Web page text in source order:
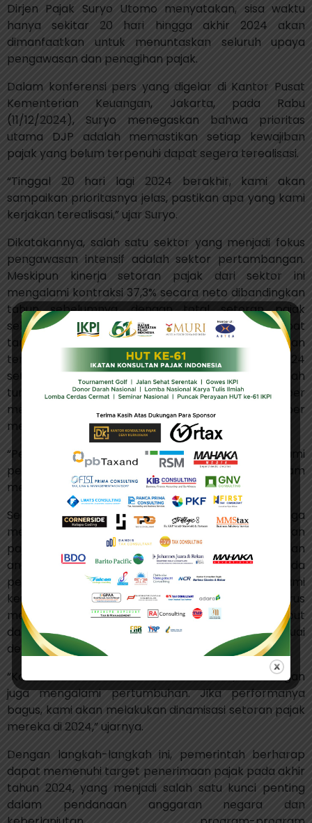
Dirjen Pajak Suryo Utomo menyatakan, sisa waktu
hanya sekitar 20 hari hingga akhir 2024 akan
dimanfaatkan untuk menuntaskan seluruh upaya
pengawasan dan penagihan pajak.
Dalam konferensi pers yang digelar di Kantor Pusat
Kementerian Keuangan, Jakarta, pada Rabu
(11/12/2024), Suryo menegaskan bahwa prioritas
utama DJP adalah memastikan setiap kewajiban
pajak yang belum terpenuhi dapat segera terealisasi.
“Tinggal 20 hari lagi 2024 berakhir, kami akan
sampaikan prioritasnya jelas, pastikan apa yang kami
kerjakan terealisasi,” ujar Suryo.
Dikatakannya, salah satu sektor yang menjadi fokus
pengawasan intensif adalah sektor pertambangan.
Meskipun kinerja setoran pajak dari sektor ini
mengalami kontraksi 37,3% secara neto dibandingkan
tahun sebelumnya, dengan total setoran pajak
sebesar Rp 96,35 triliun per November 2024, terdapat
tanda-tanda pemulihan pada beberapa bulan
terakhir. Suryo mencontohkan, pada kuartal III-2024
setoran pajak dari sektor pertambangan telah
tumbuh sebesar 23,3%, dengan bulan September
mencatatkan pertumbuhan 56,5%, Oktober
mencapai 80,4%, dan November sebesar 49,6%.
“Pertambangan-pertambangan tertentu mengalami
peningkatan, bijih logam dan segala macam
mengalami peningkatan,” lanjutnya.
Sebagai langkah untuk mengejar target, DJP juga
menerapkan strategi dinamisasi dalam pengawasan
pajak. Dinamisasi ini melibatkan penyesuaian
angsuran pajak penghasilan (PPh) Pasal 25 pada
perusahaan-perusahaan yang mengalami
keuntungan signifikan. DJP berkomitmen untuk terus
memantau kinerja perusahaan-perusahaan tersebut
dan melakukan penyesuaian angsuran pajak sesuai
dengan kondisi terkini.
“Kami terus awasi kondisi terkini mereka, belakangan
juga mengalami pertumbuhan. Jika performanya
bagus, kami akan melakukan dinamisasi setoran pajak
mereka di 2024,” ujarnya.
Dengan langkah-langkah ini, pemerintah berharap
dapat memenuhi target penerimaan pajak pada akhir
tahun 2024, yang menjadi salah satu kunci penting
dalam pendanaan anggaran negara dan